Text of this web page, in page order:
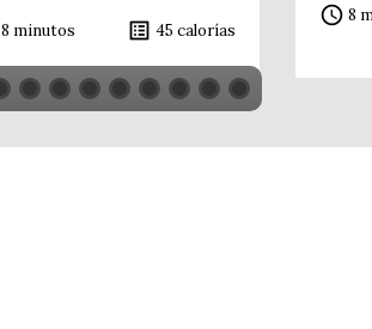
8 minutos list_alt 45 calorías
access_time 8